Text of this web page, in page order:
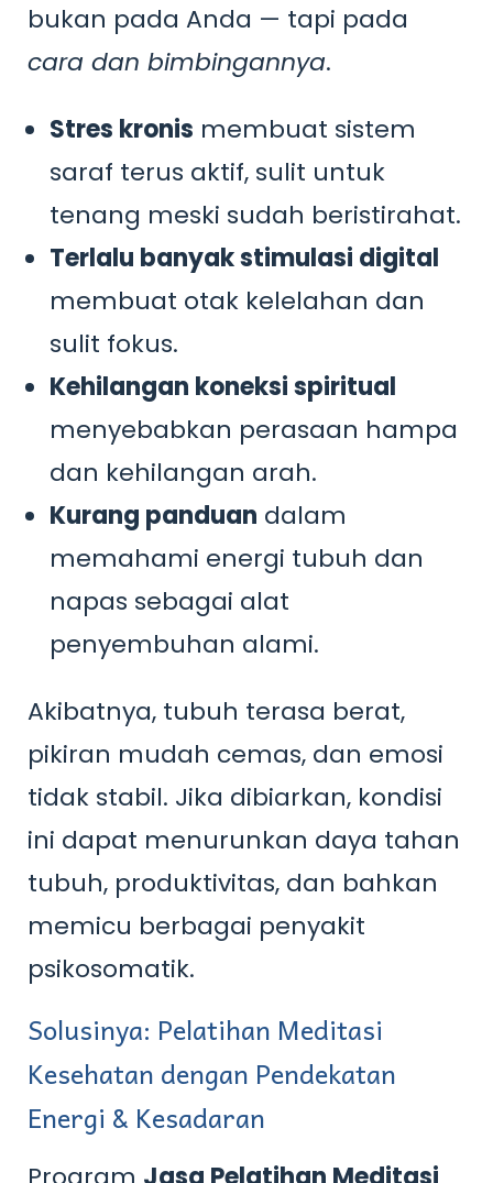
bukan pada Anda — tapi pada
cara dan bimbingannya.
Stres kronis membuat sistem
saraf terus aktif, sulit untuk
tenang meski sudah beristirahat.
Terlalu banyak stimulasi digital
membuat otak kelelahan dan
sulit fokus.
Kehilangan koneksi spiritual
menyebabkan perasaan hampa
dan kehilangan arah.
Kurang panduan dalam
memahami energi tubuh dan
napas sebagai alat
penyembuhan alami.
Akibatnya, tubuh terasa berat,
pikiran mudah cemas, dan emosi
tidak stabil. Jika dibiarkan, kondisi
ini dapat menurunkan daya tahan
tubuh, produktivitas, dan bahkan
memicu berbagai penyakit
psikosomatik.
Solusinya: Pelatihan Meditasi
Kesehatan dengan Pendekatan
Energi & Kesadaran